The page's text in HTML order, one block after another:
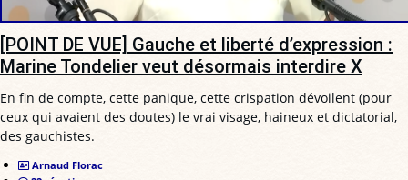
[POINT DE VUE] Gauche et liberté d’expression :
Marine Tondelier veut désormais interdire X
En fin de compte, cette panique, cette crispation dévoilent (pour
ceux qui avaient des doutes) le vrai visage, haineux et dictatorial,
des gauchistes.
Arnaud Florac